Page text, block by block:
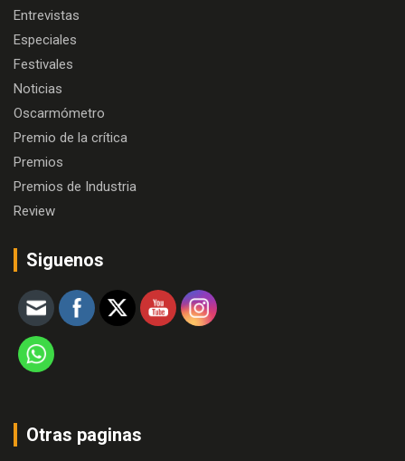
Entrevistas
Especiales
Festivales
Noticias
Oscarmómetro
Premio de la crítica
Premios
Premios de Industria
Review
Siguenos
Otras paginas